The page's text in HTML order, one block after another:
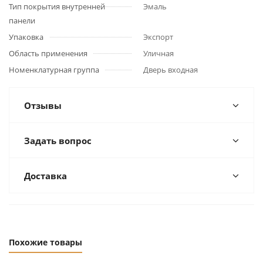
Тип покрытия внутренней
панели
Эмаль
Упаковка
Экспорт
Область применения
Уличная
Номенклатурная группа
Дверь входная
Отзывы
Задать вопрос
Доставка
Похожие товары